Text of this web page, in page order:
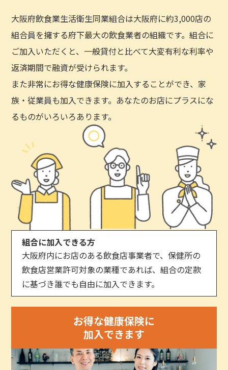
大阪府飲食業生活衛生同業組合は大阪府に約3,000店の
組合員を擁する府下最大の飲食業者の組織です。組合に
ご加入いただくと、一般貸付と比べて大変有利な利率や
返済期間で融資が受けられます。
また非常にお得な健康保険に加入することができ、家
族・従業員も加入できます。あなたのお店にプラスにな
るものがいろいろあります。
組合に加入できる方
大阪府内にお店のある飲食店事業者で、保健所の
飲食店営業許可対象の業種であれば、組合の定款
に基づき誰でも自由に加入できます。
お得な健康保険に
加入できます